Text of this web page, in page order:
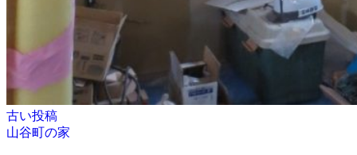
古い投稿
山谷町の家